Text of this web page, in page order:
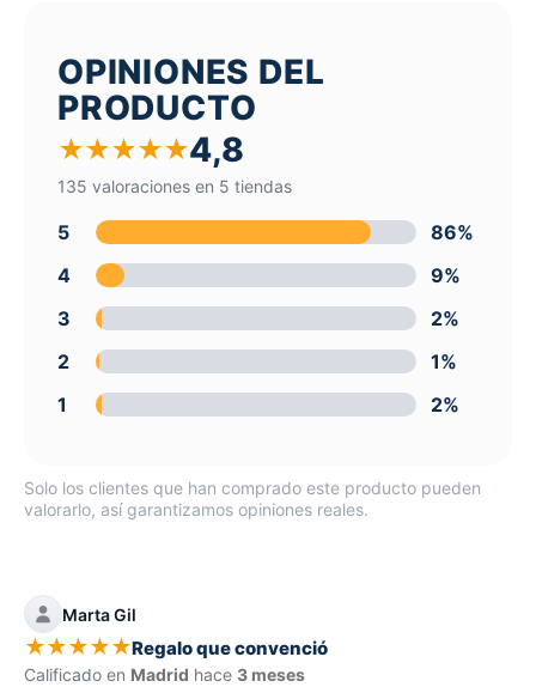
OPINIONES DEL
PRODUCTO
★★★★★4,8
135 valoraciones en 5 tiendas
5
86%
4
9%
3
2%
2
1%
1
2%
Solo los clientes que han comprado este producto pueden
valorarlo, así garantizamos opiniones reales.
Marta Gil
★★★★★Regalo que convenció
Calificado en Madrid hace 3 meses